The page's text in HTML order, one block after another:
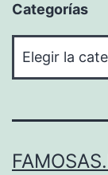
Categorías